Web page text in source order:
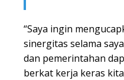
“Saya ingin
sinergitas selama
dan pemerintahan
berkat kerja keras